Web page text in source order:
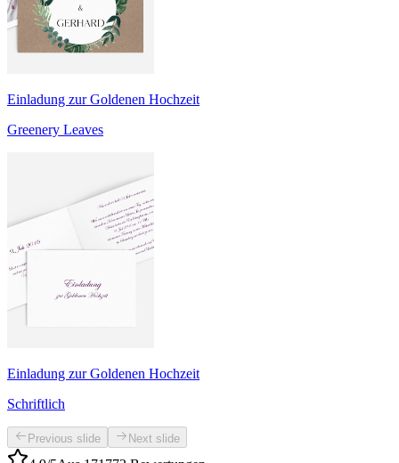
Einladung zur Goldenen Hochzeit
Greenery Leaves
Einladung zur Goldenen Hochzeit
Schriftlich
Previous slide Next slide